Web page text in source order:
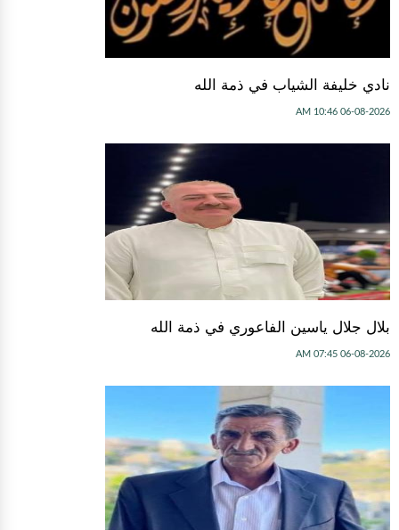
نادي خليفة الشياب في ذمة الله
06-08-2026 10:46 AM
بلال جلال ياسين الفاعوري في ذمة الله
06-08-2026 07:45 AM